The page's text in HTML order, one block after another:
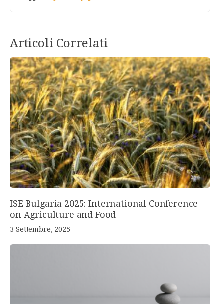
Articoli Correlati
ISE Bulgaria 2025: International Conference
on Agriculture and Food
3 Settembre, 2025